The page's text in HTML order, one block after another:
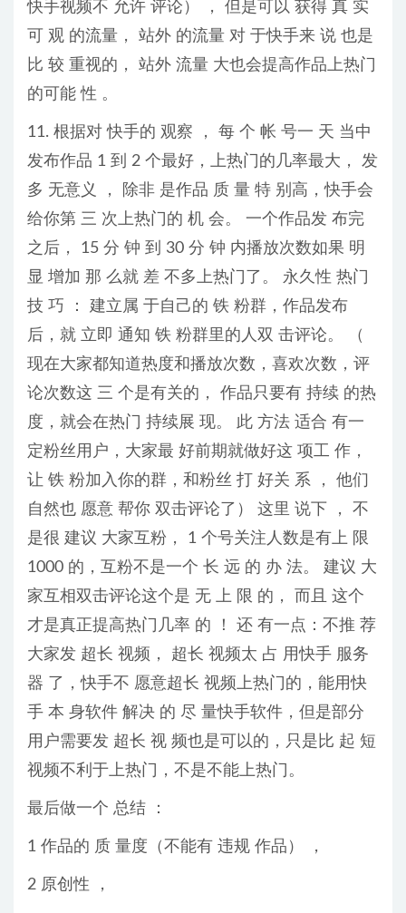
快手视频不 允许 评论） ， 但是可以 获得 真 实
可 观 的流量， 站外 的流量 对 于快手来 说 也是
比 较 重视的， 站外 流量 大也会提高作品上热门
的可能 性 。
11. 根据对 快手的 观察 ， 每 个 帐 号一 天 当中
发布作品 1 到 2 个最好，上热门的几率最大， 发
多 无意义 ， 除非 是作品 质 量 特 别高，快手会
给你第 三 次上热门的 机 会。 一个作品发 布完
之后， 15 分 钟 到 30 分 钟 内播放次数如果 明
显 增加 那 么就 差 不多上热门了。 永久性 热门
技 巧 ： 建立属 于自己的 铁 粉群，作品发布
后，就 立即 通知 铁 粉群里的人双 击评论。 （
现在大家都知道热度和播放次数，喜欢次数，评
论次数这 三 个是有关的， 作品只要有 持续 的热
度，就会在热门 持续展 现。 此 方法 适合 有一
定粉丝用户，大家最 好前期就做好这 项工 作，
让 铁 粉加入你的群，和粉丝 打 好关 系 ， 他们
自然也 愿意 帮你 双击评论了） 这里 说下 ， 不
是很 建议 大家互粉， 1 个号关注人数是有上 限
1000 的，互粉不是一个 长 远 的 办 法。 建议 大
家互相双击评论这个是 无 上 限 的， 而且 这个
才是真正提高热门几率 的 ！ 还 有一点：不推 荐
大家发 超长 视频， 超长 视频太 占 用快手 服务
器 了，快手不 愿意超长 视频上热门的，能用快
手 本 身软件 解决 的 尽 量快手软件，但是部分
用户需要发 超长 视 频也是可以的，只是比 起 短
视频不利于上热门，不是不能上热门。
最后做一个 总结 ：
1 作品的 质 量度（不能有 违规 作品） ，
2 原创性 ，